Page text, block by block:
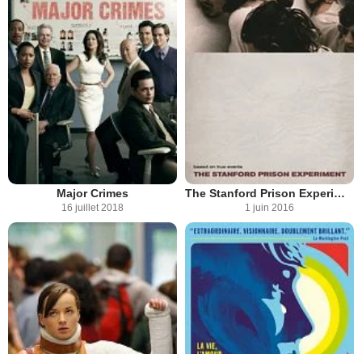
Major Crimes
16 juillet 2018
The Stanford Prison Experiment
1 juin 2016